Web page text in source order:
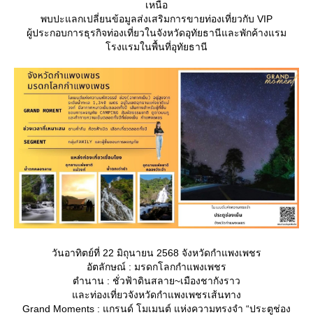
เหนือ
พบปะแลกเปลี่ยนข้อมูลส่งเสริมการขายท่องเที่ยวกับ VIP
ผู้ประกอบการธุรกิจท่องเที่ยวในจังหวัดอุทัยธานีและพักค้างแรม
รงแรมในพื้นที่อุทัยธานี
วันอาทิตย์ที่ 22 มิถุนายน 2568 จังหวัดกำแพงเพชร
อัตลักษณ์ : มรดกโลกกำแพงเพชร
ตำนาน : ชั่วฟ้าดินสลาย~เมืองชากังราว
ละท่องเที่ยวจังหวัดกำแพงเพชรเส้นทาง
Grand Moments : แกรนด์ โมเมนต์ แห่งความทรงจำ “ประตูช่อง